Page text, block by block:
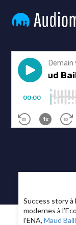
Success story
modernes à
l’ENA,Maud